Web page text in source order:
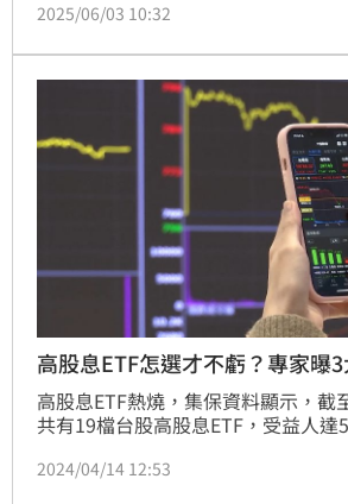
開盤前完成最新一輪的例行半年度成
（2474）及萬海（2615），而遭剔
（1101）、永豐金（2890）與第一
2025/06/03 10:32
高股息ETF怎選才不虧？專家曝
高股息ETF熱燒，集保資料顯示，截
共有19檔台股高股息ETF，受益人達
中成立近4年的「國民ETF」國泰永續
2024/04/14 12:53